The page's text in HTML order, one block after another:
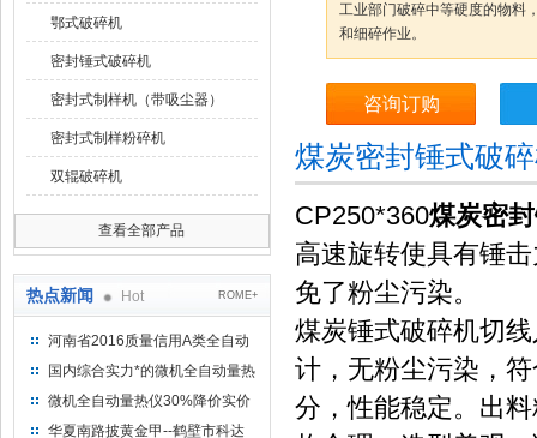
鄂式破碎机
密封锤式破碎机
密封式制样机（带吸尘器）
密封式制样粉碎机
双辊破碎机
查看全部产品
热点新闻 Hot ROME+
河南省2016质量信用A类全自动
量热仪
国内综合实力*的微机全自动量热
仪制造企业
微机全自动量热仪30%降价实价
出售
华夏南路披黄金甲--鹤壁市科达
工业部门破碎中等硬度的物料
和细碎作业。
咨询订购
煤炭密封锤式破
CP250*360煤炭密
高速旋转使具有锤
免了粉尘污染。
煤炭锤式破碎机切
计，无粉尘污染，
分，性能稳定。出